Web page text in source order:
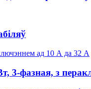
3-фазная, з